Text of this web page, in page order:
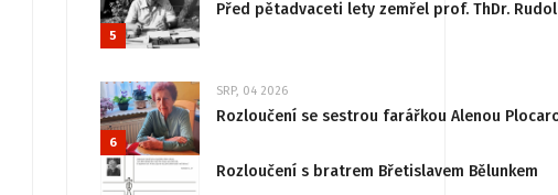
5
Před pětadvaceti lety zemřel prof. ThDr.
6
SRP, 04 2026
Rozloučení se sestrou farářkou Alenou
Rozloučení s bratrem Břetislavem Bělunkem